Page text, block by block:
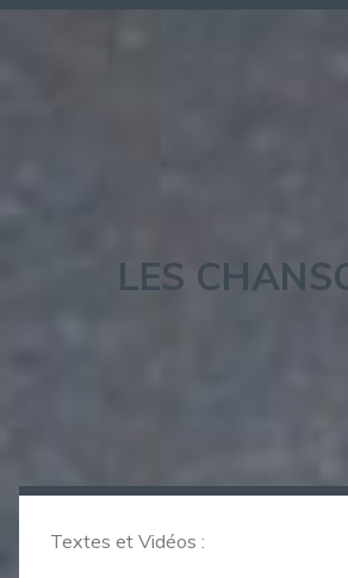
LES
Textes et Vidéos :